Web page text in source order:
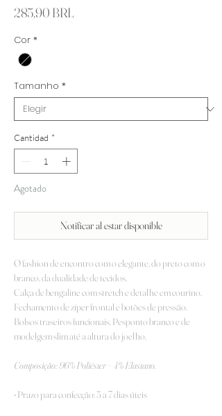
285,90 BRLPrecio
Cor *
Tamanho *
Cantidad *
Agotado
Notificar al estar disponible
O fashion de encontro com o elegante, do preto com o
branco, da dualidade de tecidos.
Calça de bengaline com stretch e detalhe em courino.
Fechamento de zíper frontal e botões de pressão.
Bolsos traseiros funcionais. Pesponto branco e de
modelgem slim até a altura do joelho.
Composição:96% Poliéster + 4% Elastano.
• Prazo para confecção: 5 a 7 dias úteis